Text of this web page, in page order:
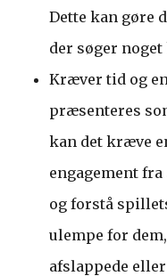
Dette kan gøre
der søger
Kræver tid og
præsenteres
kan det kræve
engagement
og forstå
ulempe for
afslappede